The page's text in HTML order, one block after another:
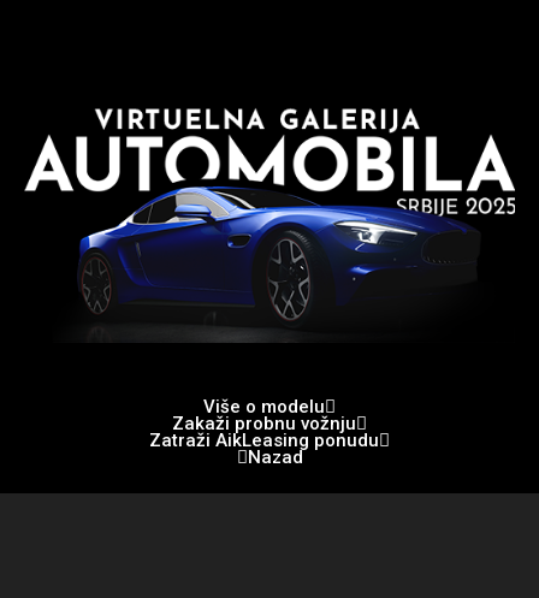
Više o modelu
Zakaži probnu vožnju
Zatraži AikLeasing ponudu
Nazad